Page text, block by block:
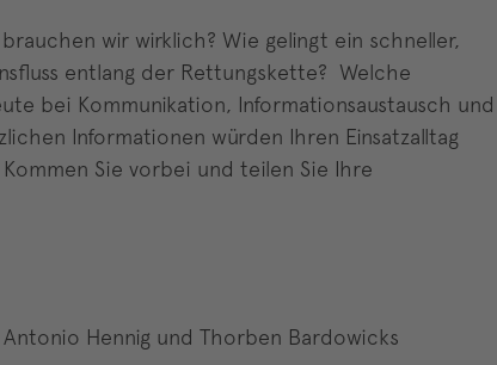
wir wirklich? Wie gelingt ein schneller,
entlang der Rettungskette? Welche
bei Kommunikation, Informationsaustausch und
Informationen würden Ihren Einsatzalltag
Sie vorbei und teilen Sie Ihre
Hennig und Thorben Bardowicks